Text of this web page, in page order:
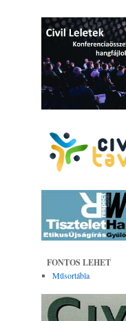
FONTOS LEHET
Műsortábla